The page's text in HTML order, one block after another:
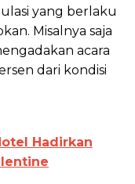
yang berlaku
Misalnya saja
acara
dari kondisi
Hadirkan